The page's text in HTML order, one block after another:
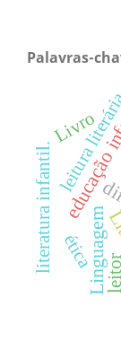
Palavras-
Linguagem
leitura
ética
Livro
literatura infantil. leitor